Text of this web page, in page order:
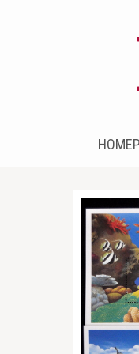
Postzegels en